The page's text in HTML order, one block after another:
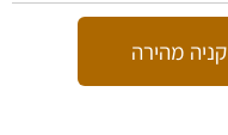
קניה מהירה